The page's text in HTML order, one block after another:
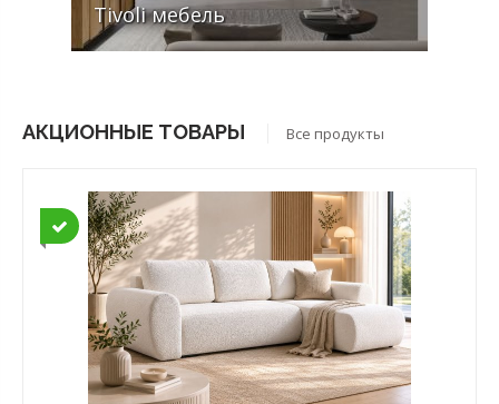
Tivoli мебель
АКЦИОННЫЕ ТОВАРЫ Все продукты